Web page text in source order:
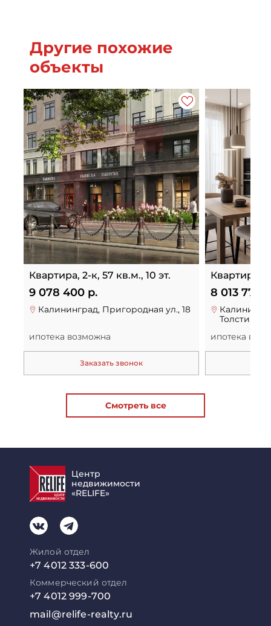
Другие похожие
объекты
Квартира, 2-к, 57 кв.м., 10 эт.
9 078 400 р.
Калининград, Пригородная ул., 18
ипотека возможна
Заказать звонок
Квартира,
8 013 775
ипотека
Смотреть все
Центр
недвижимости
«RELIFE»
Жилой отдел
+7 4012 333-600
Коммерческий отдел
+7 4012 999-700
mail@relife-realty.ru